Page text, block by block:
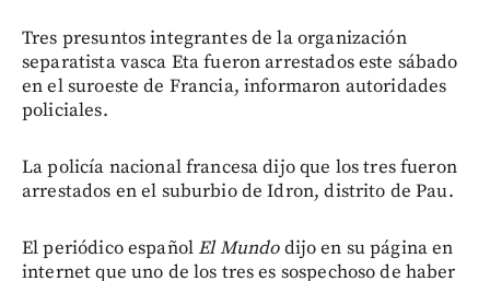
Tres presuntos integrantes de la organización
separatista vasca Eta fueron arrestados este sábado
en el suroeste de Francia, informaron autoridades
policiales.
La policía nacional francesa dijo que los tres fueron
arrestados en el suburbio de Idron, distrito de Pau.
El periódico españolEl Mundodijo en su página en
internet que uno de los tres es sospechoso de haber